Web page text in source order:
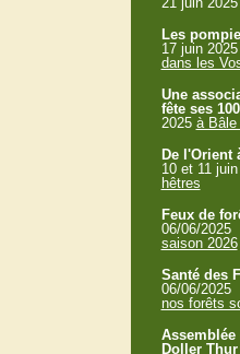
Les
17 juin 2025
dans les
Une
fête ses
2025 à
De l'Orient
10 et 11
hêtres
Feux de
06/06/2025
saison 2026
Santé des
06/06/2025
nos forêts
Assemblée
Doller